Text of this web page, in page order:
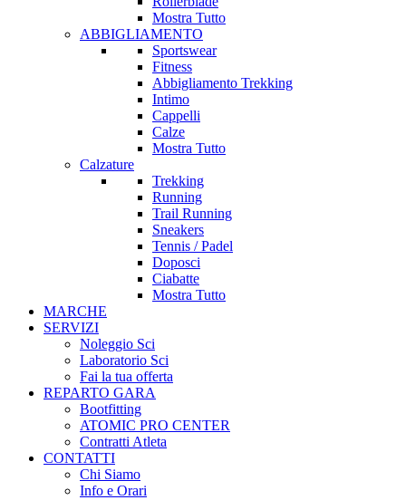
Mostra Tutto
ABBIGLIAMENTO
Sportswear
Fitness
Abbigliamento Trekking
Intimo
Cappelli
Calze
Mostra Tutto
Calzature
Trekking
Running
Trail Running
Sneakers
Tennis / Padel
Doposci
Ciabatte
Mostra Tutto
MARCHE
SERVIZI
Noleggio Sci
Laboratorio Sci
Fai la tua offerta
REPARTO GARA
Bootfitting
ATOMIC PRO CENTER
Contratti Atleta
CONTATTI
Chi Siamo
Info e Orari